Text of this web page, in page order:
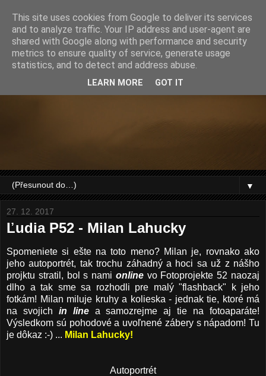
▼
27. 12. 2017
Ľudia P52 - Milan Lahucky
Spomeniete si ešte na toto meno? Milan je, rovnako ako
jeho autoportrét, tak trochu záhadný a hoci sa už z nášho
projktu stratil, bol s nami onlinevo Fotoprojekte 52 naozaj
dlho a tak sme sa rozhodli pre malý "flashback" k jeho
fotkám! Milan miluje kruhy a kolieska - jednak tie, ktoré má
na svojich in linea samozrejme aj tie na fotoaparáte!
Výsledkom sú pohodové a uvoľnené zábery s nápadom! Tu
je dôkaz :-) ... Milan Lahucky!
Autoportrét
This site uses cookies from Google to deliver its services
and to analyze traffic. Your IP address and user-agent are
shared with Google along with performance and security
metrics to ensure quality of service, generate usage
statistics, and to detect and address abuse.
LEARN MORE GOT IT